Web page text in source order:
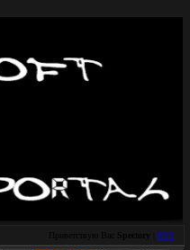
Приветствую Вас Spectory RSS